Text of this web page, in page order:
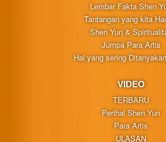
Lembar Fakta Shen
Tantangan yang kita
Shen Yun &
Jumpa Para Artis
Hal yang sering
VIDEO
TERBARU
Perihal Shen Yun
Para Artis
ULASAN